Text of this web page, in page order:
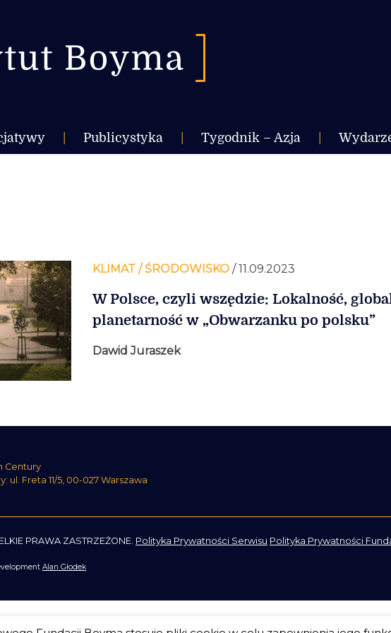
Publicystyka Tygodnik – Azja
KLIMAT / ŚRODOWISKO / 11.09.2023
W Polsce, czyli wszędzie: Lokalność,
planetarność w „Obwarzanku po polsku”
Dawid Juraszek
Century
ul. Freta 11/5, 00-027 Warszawa
PRAWA ZASTRZEŻONE. Polityka Prywatności Serwisu Polityka Prywatności
Alan Głodek